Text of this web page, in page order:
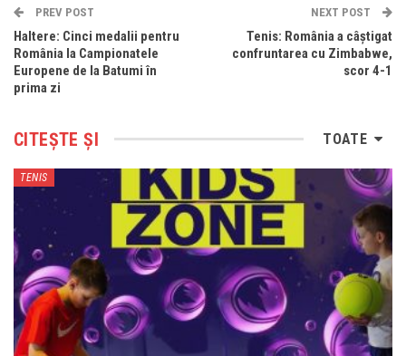
PREV POST
Haltere: Cinci medalii pentru
România la Campionatele
Europene de la Batumi în
prima zi
NEXT POST
Tenis: România a câștigat
confruntarea cu Zimbabwe,
scor 4-1
TOATE
CITEȘTE ȘI
TENIS